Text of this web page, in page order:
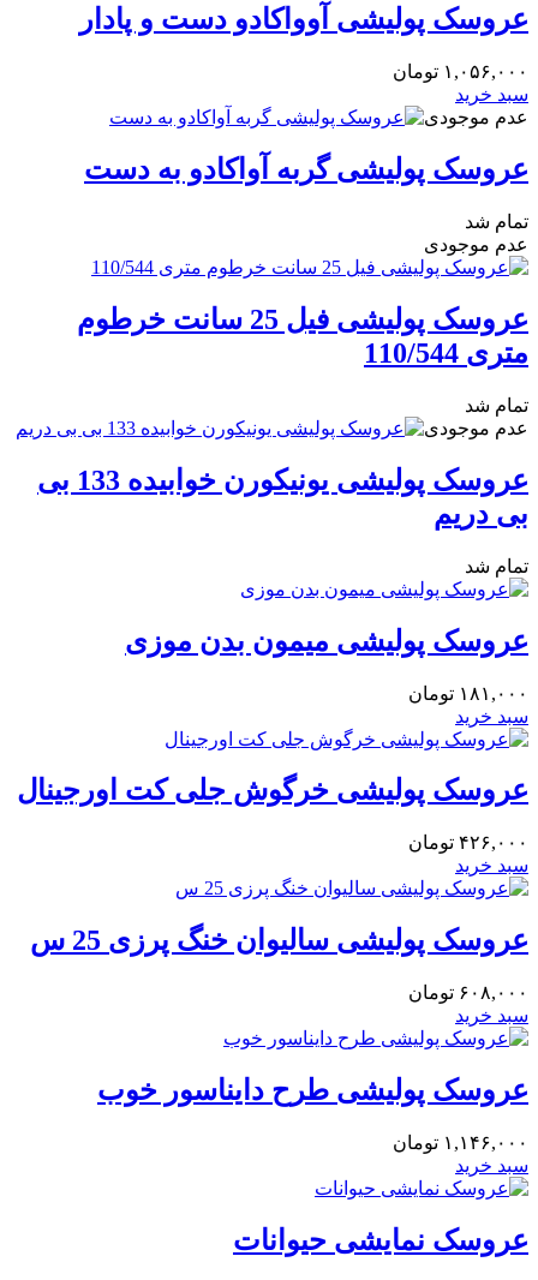
عروسک پولیشی آوواکادو دست و پادار
۱,۰۵۶,۰۰۰ تومان
سبد خرید
عدم موجودی
عروسک پولیشی گربه آواکادو به دست
تمام شد
عدم موجودی
عروسک پولیشی فیل 25 سانت خرطوم
متری 110/544
تمام شد
عدم موجودی
عروسک پولیشی یونیکورن خوابیده 133 بی
بی دریم
تمام شد
عروسک پولیشی میمون بدن موزی
۱۸۱,۰۰۰ تومان
سبد خرید
عروسک پولیشی خرگوش جلی کت اورجینال
۴۲۶,۰۰۰ تومان
سبد خرید
عروسک پولیشی سالیوان خنگ پرزی 25 س
۶۰۸,۰۰۰ تومان
سبد خرید
عروسک پولیشی طرح دایناسور خوب
۱,۱۴۶,۰۰۰ تومان
سبد خرید
عروسک نمایشی حیوانات